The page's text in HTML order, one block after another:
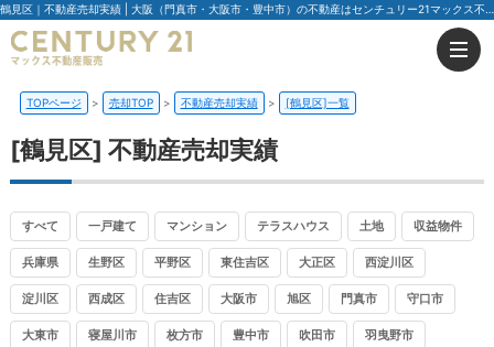
鶴見区｜不動産売却実績 | 大阪（門真市・大阪市・豊中市）の不動産はセンチュリー21マックス不動産販売
TOPページ 売却TOP 不動産売却実績 [鶴見区]一覧
[鶴見区] 不動産売却実績
すべて 一戸建て マンション テラスハウス 土地 収益物件
兵庫県 生野区 平野区 東住吉区 大正区 西淀川区
淀川区 西成区 住吉区 大阪市 旭区 門真市 守口市
大東市 寝屋川市 枚方市 豊中市 吹田市 羽曳野市